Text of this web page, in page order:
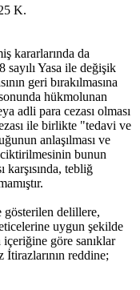
K.
kararlarında da
sayılı Yasa ile değişik
geri bırakılmasına
hükmolunan
adli para cezası olması
ile birlikte "tedavi ve
anlaşılması ve
bunun
karşısında, tebliğ
gösterilen delillere,
uygun şekilde
göre sanıklar
reddine;